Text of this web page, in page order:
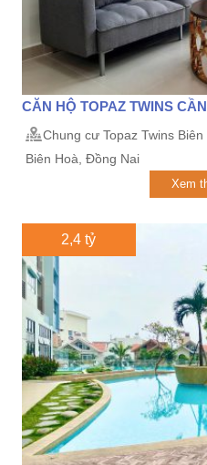
CĂN HỘ TOPAZ TWINS
Chung cư Topaz Twins
Biên Hoà, Đồng Nai
Xem
2,4 tỷ